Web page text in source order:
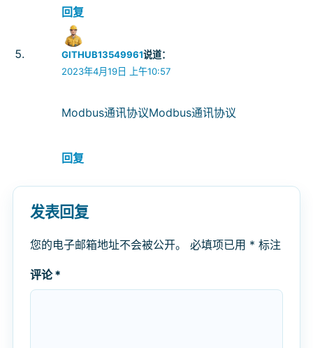
回复
GITHUB13549961说道：
2023年4月19日 上午10:57
Modbus通讯协议Modbus通讯协议
回复
发表回复
您的电子邮箱地址不会被公开。 必填项已用 * 标注
评论*